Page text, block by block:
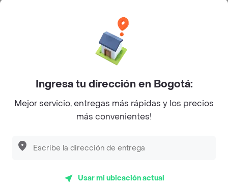
Facebook
Twitter
Instagram
Rappi S.A.S. --- NIT 900.843.898-9 --- Calle 63 # 16A-02
Ingresa tu dirección en Bogotá:
Mejor servicio, entregas más rápidas y los precios
más convenientes!
Usar mi ubicación actual